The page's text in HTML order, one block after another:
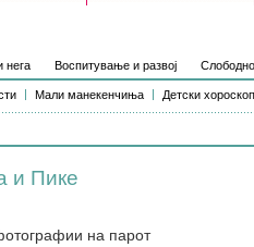
нега Воспитување и развој
Мали манекенчиња Детски хороскоп
и Пике
на парот